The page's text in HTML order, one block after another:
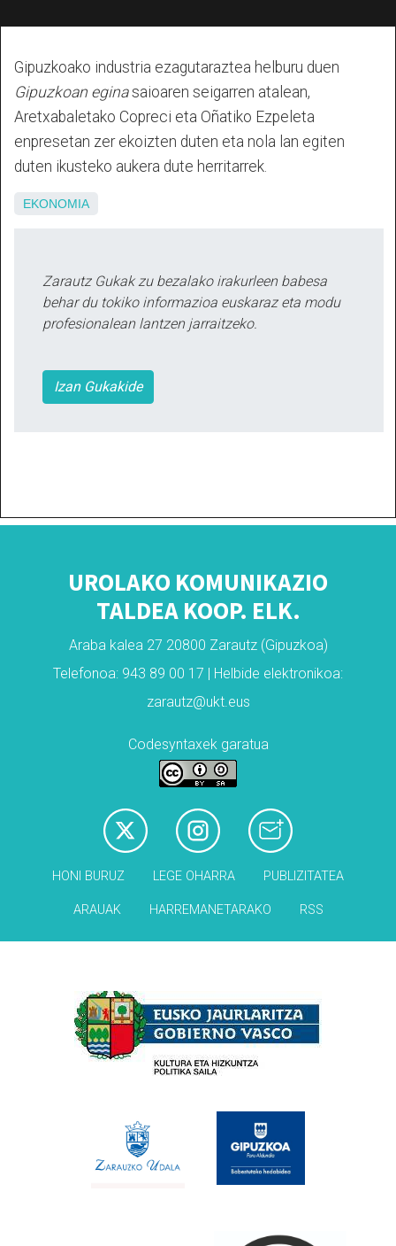
Gipuzkoako industria ezagutaraztea helburu duen
Gipuzkoan eginasaioaren seigarren atalean,
Aretxabaletako Copreci eta Oñatiko Ezpeleta
enpresetan zer ekoizten duten eta nola lan egiten
duten ikusteko aukera dute herritarrek.
EKONOMIA
Zarautz Gukak zu bezalako irakurleen babesa
behar du tokiko informazioa euskaraz eta modu
profesionalean lantzen jarraitzeko.
Izan Gukakide
UROLAKO KOMUNIKAZIO
TALDEA KOOP. ELK.
Araba kalea 27 20800 Zarautz (Gipuzkoa)
Telefonoa: 943 89 00 17 | Helbide elektronikoa:
zarautz@ukt.eus
Codesyntaxek garatua
HONI BURUZ LEGE OHARRA PUBLIZITATEA
ARAUAK HARREMANETARAKO RSS